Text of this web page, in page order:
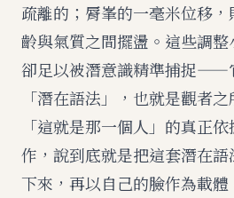
疏離的；脣峯的一毫米位移
齡與氣質之間擺盪。這些調整
卻足以被潛意識精準捕捉——
「潛在語法」，也就是觀者
「這就是那一個人」的真正
作，說到底就是把這套潛在
下來，再以自己的臉作為載